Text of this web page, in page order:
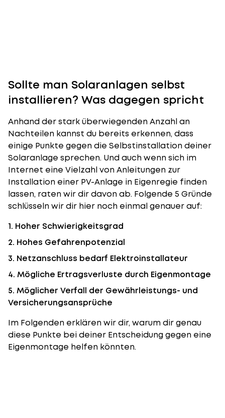
Sollte man Solaranlagen selbst
installieren? Was dagegen spricht
Anhand der stark überwiegenden Anzahl an
Nachteilen kannst du bereits erkennen, dass
einige Punkte gegen die Selbstinstallation deiner
Solaranlage sprechen. Und auch wenn sich im
Internet eine Vielzahl von Anleitungen zur
Installation einer PV-Anlage in Eigenregie finden
lassen, raten wir dir davon ab. Folgende 5 Gründe
schlüsseln wir dir hier noch einmal genauer auf:
1. Hoher Schwierigkeitsgrad
2. Hohes Gefahrenpotenzial
3. Netzanschluss bedarf Elektroinstallateur
4. Mögliche Ertragsverluste durch Eigenmontage
5. Möglicher Verfall der Gewährleistungs- und
Versicherungsansprüche
Im Folgenden erklären wir dir, warum dir genau
diese Punkte bei deiner Entscheidung gegen eine
Eigenmontage helfen könnten.